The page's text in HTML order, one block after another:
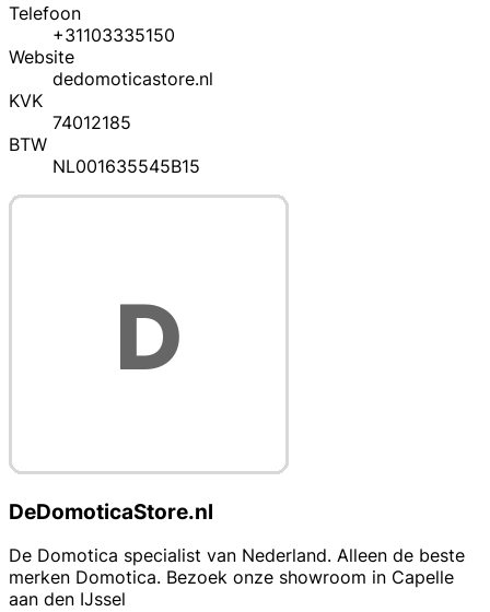
Telefoon
+31103335150
Website
dedomoticastore.nl
KVK
74012185
BTW
NL001635545B15
DeDomoticaStore.nl
De Domotica specialist van Nederland. Alleen de beste
merken Domotica. Bezoek onze showroom in Capelle
aan den IJssel